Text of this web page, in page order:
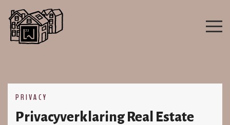
PRIVACY
Privacyverklaring Real Estate